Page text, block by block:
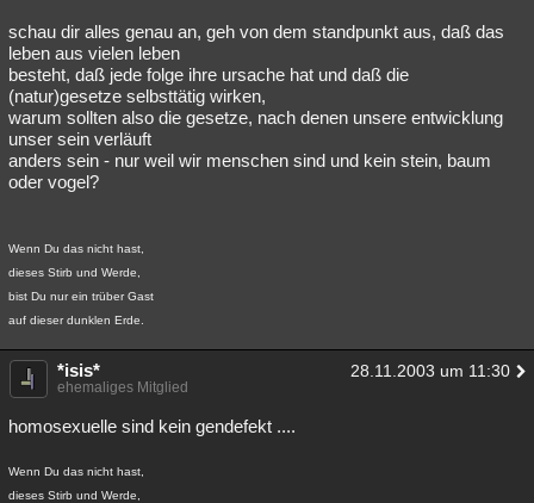
schau dir alles genau an, geh von dem standpunkt aus, daß das
leben aus vielen leben
besteht, daß jede folge ihre ursache hat und daß die
(natur)gesetze selbsttätig wirken,
warum sollten also die gesetze, nach denen unsere entwicklung
unser sein verläuft
anders sein - nur weil wir menschen sind und kein stein, baum
oder vogel?
Wenn Du das nicht hast,
dieses Stirb und Werde,
bist Du nur ein trüber Gast
auf dieser dunklen Erde.
*isis* 28.11.2003 um 11:30
ehemaliges Mitglied
homosexuelle sind kein gendefekt ....
Wenn Du das nicht hast,
dieses Stirb und Werde,